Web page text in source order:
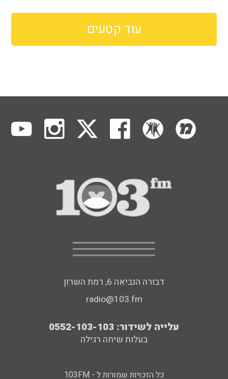
עוד קטעים
דבורה הנביאה 6, רמת השרון
radio@103.fm
עלייה לשידור: 0552-103-103
בעלות שיחה רגילה
כל הזכויות שמורות ל - 103FM